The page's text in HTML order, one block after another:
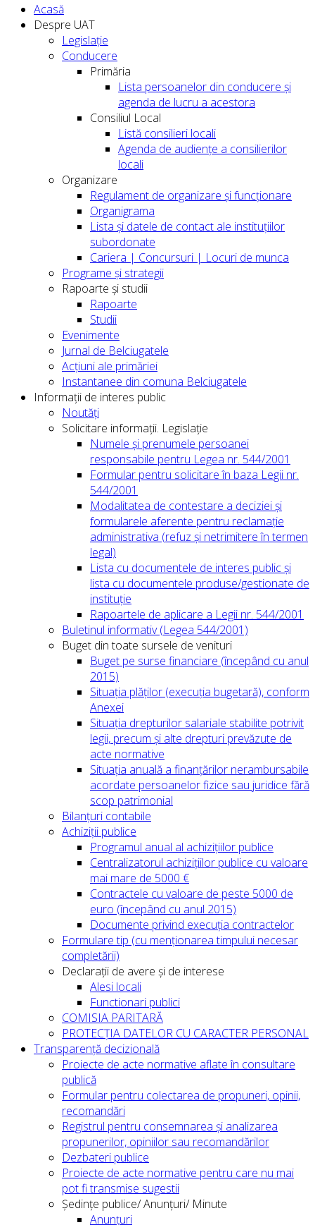
Acasă
Despre UAT
Legislație
Conducere
Primăria
Lista persoanelor din conducere şi
agenda de lucru a acestora
Consiliul Local
Listă consilieri locali
Agenda de audiențe a consilierilor
locali
Organizare
Regulament de organizare și funcționare
Organigrama
Lista și datele de contact ale instituțiilor
subordonate
Cariera | Concursuri | Locuri de munca
Programe și strategii
Rapoarte și studii
Rapoarte
Studii
Evenimente
Jurnal de Belciugatele
Acțiuni ale primăriei
Instantanee din comuna Belciugatele
Informații de interes public
Noutăți
Solicitare informații. Legislație
Numele și prenumele persoanei
responsabile pentru Legea nr. 544/2001
Formular pentru solicitare în baza Legii nr.
544/2001
Modalitatea de contestare a deciziei și
formularele aferente pentru reclamație
administrativa (refuz și netrimitere în termen
legal)
Lista cu documentele de interes public și
lista cu documentele produse/gestionate de
instituție
Rapoartele de aplicare a Legii nr. 544/2001
Buletinul informativ (Legea 544/2001)
Buget din toate sursele de venituri
Buget pe surse financiare (începând cu anul
2015)
Situația plăților (execuția bugetară), conform
Anexei
Situația drepturilor salariale stabilite potrivit
legii, precum și alte drepturi prevăzute de
acte normative
Situația anuală a finanțărilor nerambursabile
acordate persoanelor fizice sau juridice fără
scop patrimonial
Bilanțuri contabile
Achiziții publice
Programul anual al achizițiilor publice
Centralizatorul achizițiilor publice cu valoare
mai mare de 5000 €
Contractele cu valoare de peste 5000 de
euro (începând cu anul 2015)
Documente privind execuția contractelor
Formulare tip (cu menționarea timpului necesar
completării)
Declarații de avere și de interese
Alesi locali
Functionari publici
COMISIA PARITARĂ
PROTECȚIA DATELOR CU CARACTER PERSONAL
Transparență decizională
Proiecte de acte normative aflate în consultare
publică
Formular pentru colectarea de propuneri, opinii,
recomandări
Registrul pentru consemnarea și analizarea
propunerilor, opiniilor sau recomandărilor
Dezbateri publice
Proiecte de acte normative pentru care nu mai
pot fi transmise sugestii
Ședințe publice/ Anunțuri/ Minute
Anunțuri